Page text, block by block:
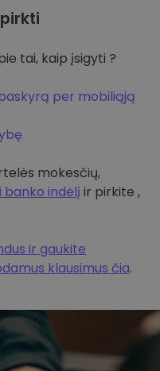
pirkti
tai, kaip įsigyti ?
per mobiliąją
mokesčių,
indėlį ir pirkite ,
ir gaukite
klausimus čia.